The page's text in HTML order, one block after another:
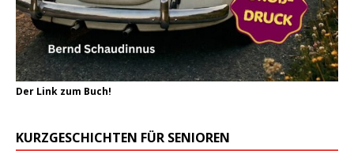
Der Link zum Buch!
KURZGESCHICHTEN FÜR SENIOREN